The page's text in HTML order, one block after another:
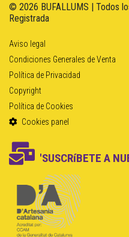
© 2026 BUFALLUMS | Todos
Registrada
Aviso legal
Condiciones Generales de Venta
Política de Privacidad
Copyright
Política de Cookies
Cookies panel
'SUSCRíBETE A